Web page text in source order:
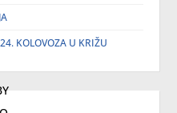
KOLOVOZA U KRIŽU